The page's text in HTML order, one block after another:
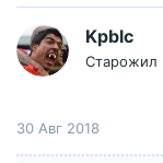
Kpblc
Старожил
30 Авг 2018